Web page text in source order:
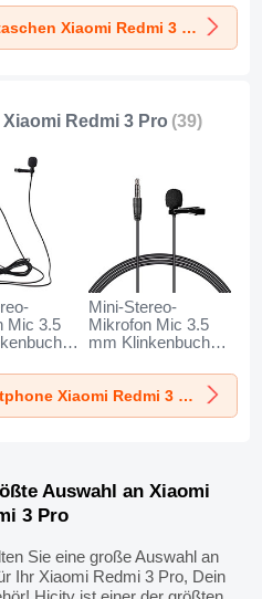
3
Xiaomi Redmi 3
Pro Braun
Mehr Geldbörse, Ledertaschen Xiaomi Redmi 3 Pro
Redmi 3 Pro (39)
Mic 3.5
Pro
Mini-Stereo-
Mikrofon Mic 3.5
mm Klinkenbuchse
Redmi 3 Pro
Schwarz
Mehr Mikrofon für smartphone Xiaomi Redmi 3 Pro
Auswahl an Xiaomi
3 Pro
Sie eine große Auswahl an
Ihr Xiaomi Redmi 3 Pro, Dein